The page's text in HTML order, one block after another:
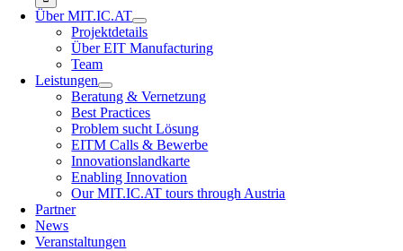
Über MIT.IC.AT
Projektdetails
Über EIT Manufacturing
Team
Leistungen
Beratung & Vernetzung
Best Practices
Problem sucht Lösung
EITM Calls & Bewerbe
Innovationslandkarte
Enabling Innovation
Our MIT.IC.AT tours through Austria
Partner
News
Veranstaltungen